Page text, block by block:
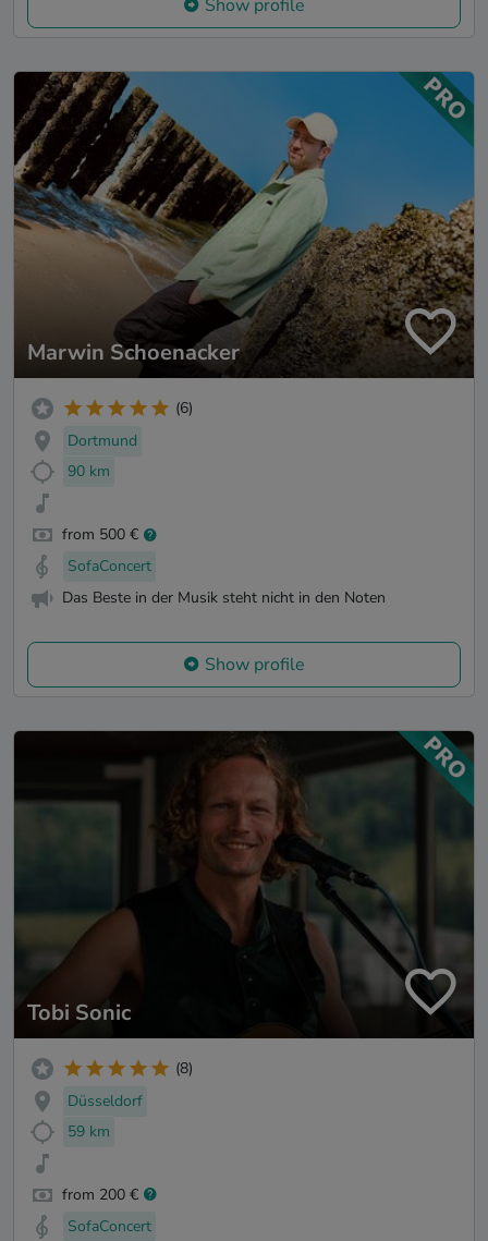
Show profile
Marwin Schoenacker
(6)
Dortmund
90 km
from 500 €
SofaConcert
Das Beste in der Musik steht nicht in den Noten
Show profile
Tobi Sonic
(8)
Düsseldorf
59 km
from 200 €
SofaConcert